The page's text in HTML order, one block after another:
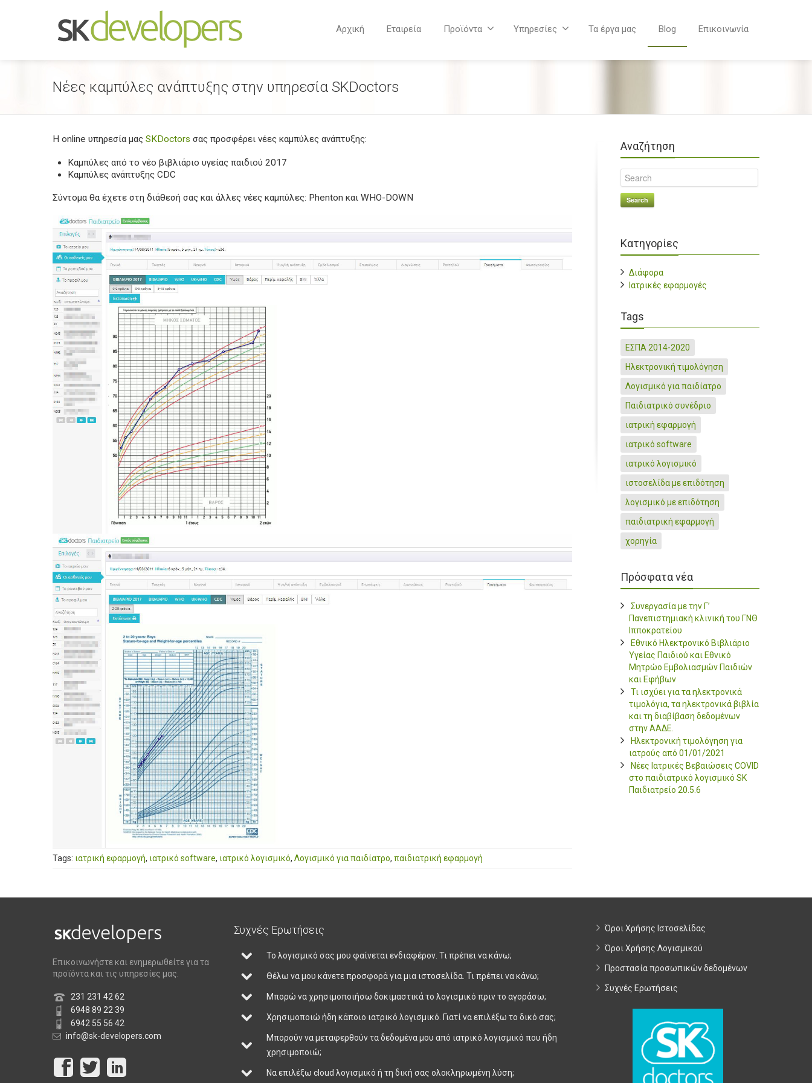
Αρχική Εταιρεία Προϊόντα Υπηρεσίες Τα έργα μας Blog Επικοινωνία
Νέες καμπύλες ανάπτυξης στην υπηρεσία SKDoctors
Η online υπηρεσία μας SKDoctors σας προσφέρει νέες καμπύλες ανάπτυξης:
Καμπύλες από το νέο βιβλιάριο υγείας παιδιού 2017
Καμπύλες ανάπτυξης CDC
Σύντομα θα έχετε στη διάθεσή σας και άλλες νέες καμπύλες: Phenton και WHO-DOWN
Tags: ιατρική εφαρμογή, ιατρικό software, ιατρικό λογισμικό, Λογισμικό για παιδίατρο, παιδιατρική εφαρμογή
Αναζήτηση
Search
Κατηγορίες
Διάφορα
Ιατρικές εφαρμογές
Tags
ΕΣΠΑ 2014-2020
Ηλεκτρονική τιμολόγηση
Λογισμικό για παιδίατρο
Παιδιατρικό συνέδριο
ιατρική εφαρμογή
ιατρικό software
ιατρικό λογισμικό
ιστοσελίδα με επιδότηση
λογισμικό με επιδότηση
παιδιατρική εφαρμογή
χορηγία
Πρόσφατα νέα
Συνεργασία με την Γ’
Πανεπιστημιακή κλινική του ΓΝΘ
Ιπποκρατείου
Εθνικό Ηλεκτρονικό Βιβλιάριο
Υγείας Παιδιού και Εθνικό
Μητρώο Εμβολιασμών Παιδιών
και Εφήβων
Τι ισχύει για τα ηλεκτρονικά
τιμολόγια, τα ηλεκτρονικά βιβλία
και τη διαβίβαση δεδομένων
στην ΑΑΔΕ.
Ηλεκτρονική τιμολόγηση για
ιατρούς από 01/01/2021
Νέες Ιατρικές Βεβαιώσεις COVID
στο παιδιατρικό λογισμικό SK
Παιδιατρείο 20.5.6
Επικοινωνήστε και ενημερωθείτε για τα
προϊόντα και τις υπηρεσίες μας.
231 231 42 62
6948 89 22 39
6942 55 56 42
info@sk-developers.com
Συχνές Ερωτήσεις
Το λογισμικό σας μου φαίνεται ενδιαφέρον. Τι πρέπει να κάνω;
Θέλω να μου κάνετε προσφορά για μια ιστοσελίδα. Τι πρέπει να κάνω;
Μπορώ να χρησιμοποιήσω δοκιμαστικά το λογισμικό πριν το αγοράσω;
Χρησιμοποιώ ήδη κάποιο ιατρικό λογισμικό. Γιατί να επιλέξω το δικό σας;
Μπορούν να μεταφερθούν τα δεδομένα μου από ιατρικό λογισμικό που ήδη
χρησιμοποιώ;
Να επιλέξω cloud λογισμικό ή τη δική σας ολοκληρωμένη λύση;
Όροι Χρήσης Ιστοσελίδας
Όροι Χρήσης Λογισμικού
Προστασία προσωπικών δεδομένων
Συχνές Ερωτήσεις